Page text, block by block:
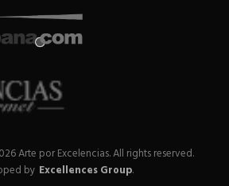
Arte por Excelencias.All rights reserved.
by Excellences Group.